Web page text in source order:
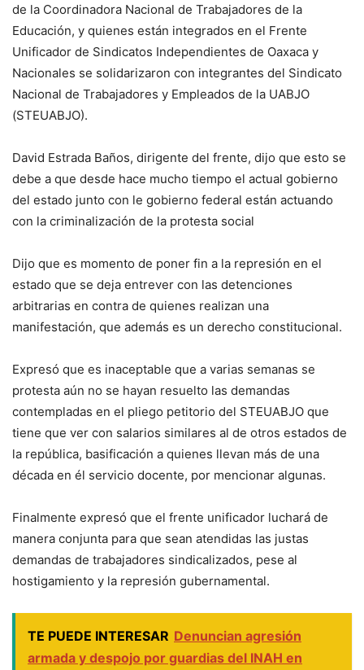
de la Coordinadora Nacional de Trabajadores de la
Educación, y quienes están integrados en el Frente
Unificador de Sindicatos Independientes de Oaxaca y
Nacionales se solidarizaron con integrantes del Sindicato
Nacional de Trabajadores y Empleados de la UABJO
(STEUABJO).
David Estrada Baños, dirigente del frente, dijo que esto se
debe a que desde hace mucho tiempo el actual gobierno
del estado junto con le gobierno federal están actuando
con la criminalización de la protesta social
Dijo que es momento de poner fin a la represión en el
estado que se deja entrever con las detenciones
arbitrarias en contra de quienes realizan una
manifestación, que además es un derecho constitucional.
Expresó que es inaceptable que a varias semanas se
protesta aún no se hayan resuelto las demandas
contempladas en el pliego petitorio del STEUABJO que
tiene que ver con salarios similares al de otros estados de
la república, basificación a quienes llevan más de una
década en él servicio docente, por mencionar algunas.
Finalmente expresó que el frente unificador luchará de
manera conjunta para que sean atendidas las justas
demandas de trabajadores sindicalizados, pese al
hostigamiento y la represión gubernamental.
TE PUEDE INTERESAR Denuncian agresión
armada y despojo por guardias del INAH en